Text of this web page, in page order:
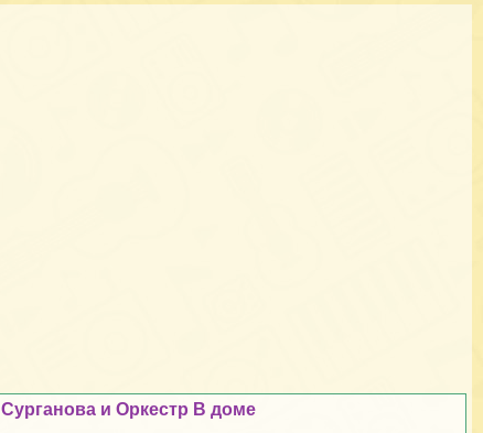
Сурганова и Оркестр В доме